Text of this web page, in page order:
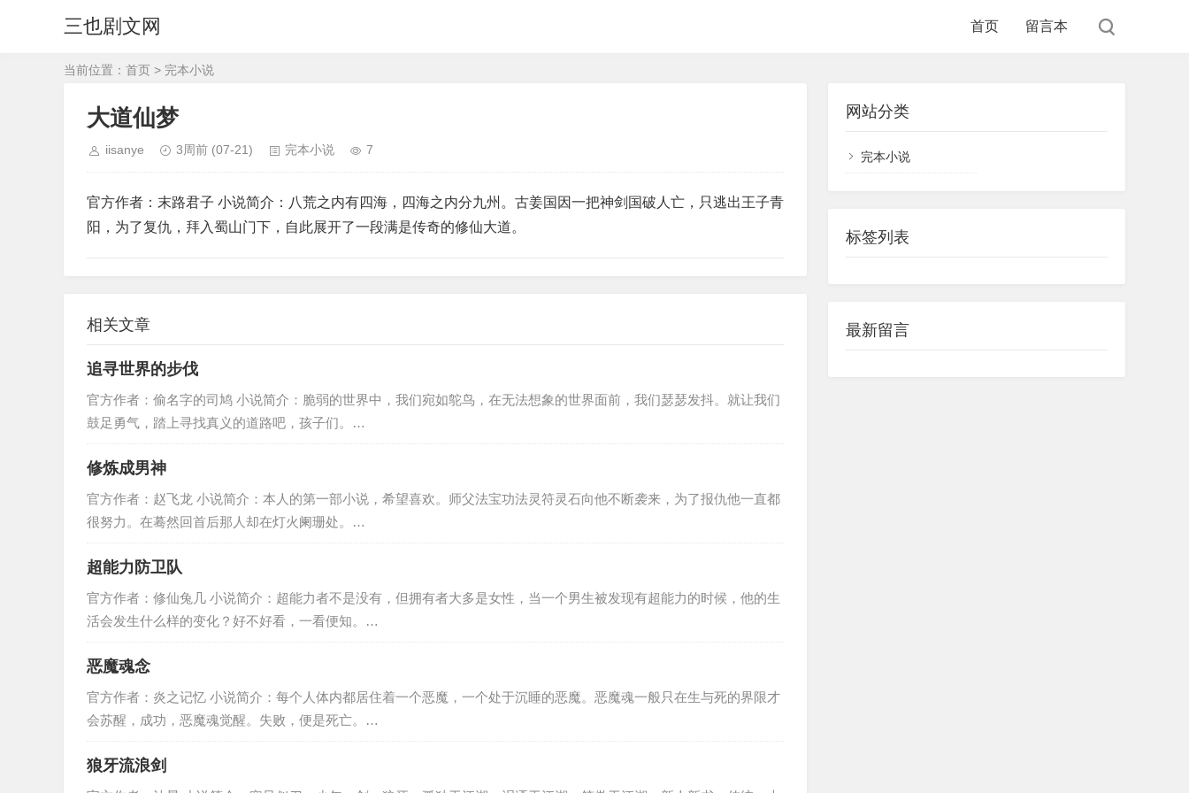
三也剧文网 首页 留言本
当前位置： 首页 > 完本小说
大道仙梦
iisanye 3周前 (07-21) 完本小说 7
官方作者：末路君子 小说简介：八荒之内有四海，四海之内分九州。古姜国因一把神剑国破人亡，只逃出王子青
阳，为了复仇，拜入蜀山门下，自此展开了一段满是传奇的修仙大道。
相关文章
追寻世界的步伐
官方作者：偷名字的司鸠 小说简介：脆弱的世界中，我们宛如鸵鸟，在无法想象的世界面前，我们瑟瑟发抖。就让我们
鼓足勇气，踏上寻找真义的道路吧，孩子们。…
修炼成男神
官方作者：赵飞龙 小说简介：本人的第一部小说，希望喜欢。师父法宝功法灵符灵石向他不断袭来，为了报仇他一直都
很努力。在蓦然回首后那人却在灯火阑珊处。…
超能力防卫队
官方作者：修仙兔几 小说简介：超能力者不是没有，但拥有者大多是女性，当一个男生被发现有超能力的时候，他的生
活会发生什么样的变化？好不好看，一看便知。…
恶魔魂念
官方作者：炎之记忆 小说简介：每个人体内都居住着一个恶魔，一个处于沉睡的恶魔。恶魔魂一般只在生与死的界限才
会苏醒，成功，恶魔魂觉醒。失败，便是死亡。…
狼牙流浪剑
网站分类
完本小说
标签列表
最新留言